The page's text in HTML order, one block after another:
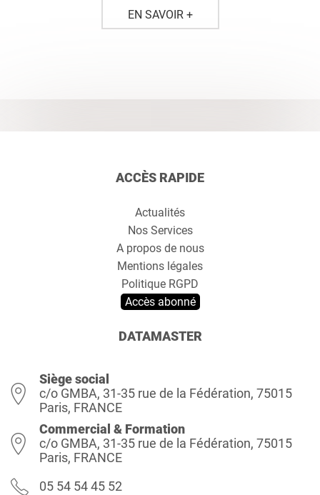
EN SAVOIR +
ACCÈS RAPIDE
Actualités
Nos Services
A propos de nous
Mentions légales
Politique RGPD
Accès abonné
DATAMASTER
Siège social
c/o GMBA, 31-35 rue de la Fédération, 75015
Paris, FRANCE
Commercial & Formation
c/o GMBA, 31-35 rue de la Fédération, 75015
Paris, FRANCE
05 54 54 45 52